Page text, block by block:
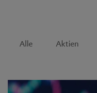
Alle Aktien